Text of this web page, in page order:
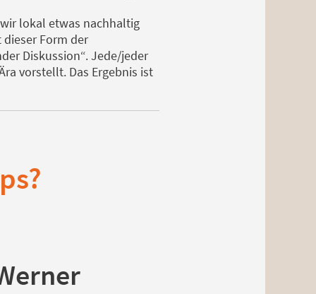
lokal etwas nachhaltig
Form der
Diskussion“. Jede/jeder
vorstellt. Das Ergebnis ist